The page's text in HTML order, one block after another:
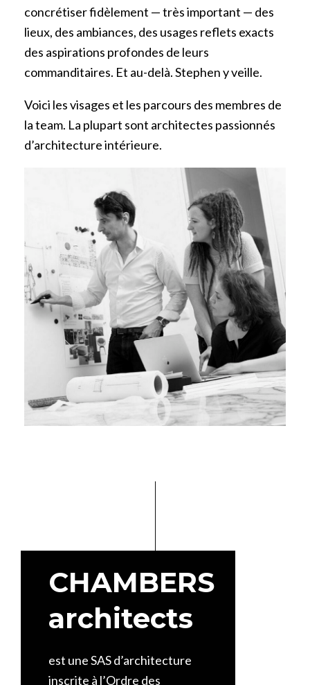
concrétiser fidèlement — très important — des
lieux, des ambiances, des usages reflets exacts
des aspirations profondes de leurs
commanditaires. Et au-delà. Stephen y veille.
Voici les visages et les parcours des membres de
la team. La plupart sont architectes passionnés
d’architecture intérieure.
CHAMBERS
architects
est une SAS d’architecture
inscrite à l’Ordre des